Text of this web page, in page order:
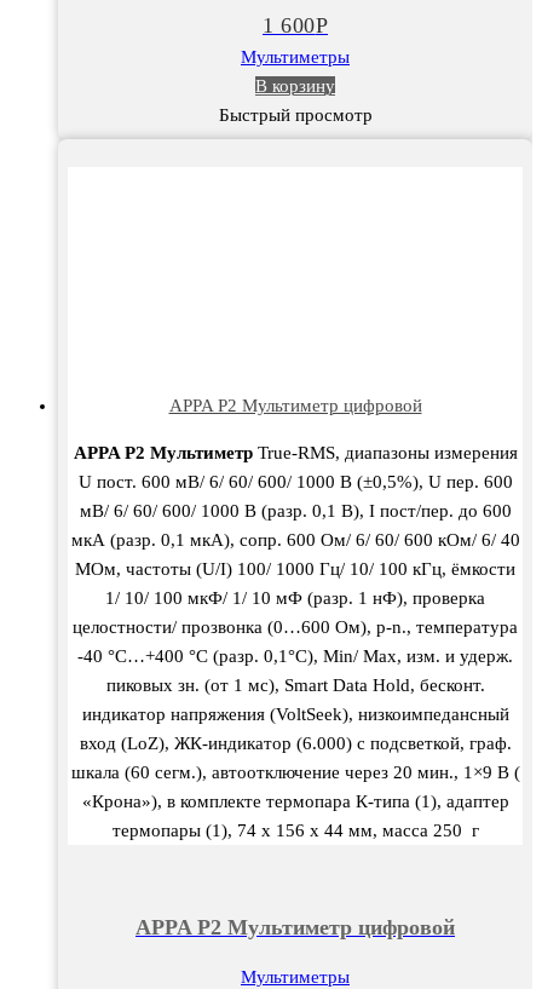
1 600Р
Мультиметры
В корзину
Быстрый просмотр
APPA P2 Мультиметр цифровой
APPA P2 МультиметрTrue-RMS, диапазоны измерения
U пост. 600 мВ/ 6/ 60/ 600/ 1000 В (±0,5%), U пер. 600
мВ/ 6/ 60/ 600/ 1000 В (разр. 0,1 В), I пост/пер. до 600
мкА (разр. 0,1 мкА), сопр. 600 Ом/ 6/ 60/ 600 кОм/ 6/ 40
МОм, частоты (U/I) 100/ 1000 Гц/ 10/ 100 кГц, ёмкости
1/ 10/ 100 мкФ/ 1/ 10 мФ (разр. 1 нФ), проверка
целостности/ прозвонка (0…600 Ом), p-n., температура
-40 °С…+400 °С (разр. 0,1°С), Min/ Max, изм. и удерж.
пиковых зн. (от 1 мс), Smart Data Hold, бесконт.
индикатор напряжения (VoltSeek), низкоимпедансный
вход (LoZ), ЖК-индикатор (6.000) с подсветкой, граф.
шкала (60 сегм.), автоотключение через 20 мин., 1×9 В (
«Крона»), в комплекте термопара К-типа (1), адаптер
термопары (1), 74 х 156 х 44 мм, масса 250 г
APPA P2 Мультиметр цифровой
Мультиметры